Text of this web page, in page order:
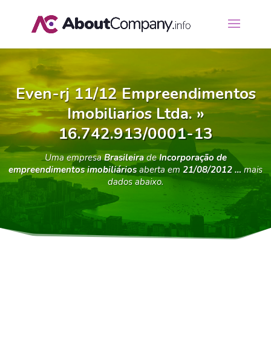
Even-rj 11/12 Empreendimentos
Imobiliarios Ltda. »
16.742.913/0001-13
Uma empresaBrasileiradeIncorporação de
empreendimentos imobiliáriosaberta em 21/08/2012 …mais
dados abaixo.